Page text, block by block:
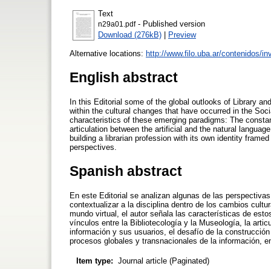
Text
n29a01.pdf- Published version
Download (276kB) | Preview
Alternative locations: http://www.filo.uba.ar/contenidos/
English abstract
In this Editorial some of the global outlooks of Library
within the cultural changes that have occurred in the
characteristics of these emerging paradigms: The
articulation between the artificial and the natural
building a librarian profession with its own identity
perspectives.
Spanish abstract
En este Editorial se analizan algunas de las
contextualizar a la disciplina dentro de los cambios
mundo virtual, el autor señala las características de
vínculos entre la Bibliotecología y la Museología, la
información y sus usuarios, el desafío de la
procesos globales y transnacionales de la información,
Item type: Journal article (Paginated)